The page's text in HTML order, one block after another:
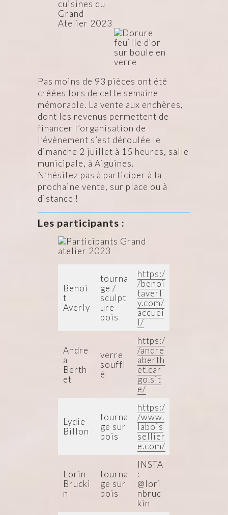
Pas moins de 93 pièces ont été
créées lors de cette semaine
mémorable. La vente aux enchères,
dont les revenus permettent de
financer l’organisation de
l’évènement s’est déroulée le
dimanche 2 juillet à 15 heures, salle
municipale, à Aiguines.
N’hésitez pas à participer à la
prochaine vente, sur place ou à
distance !
Les participants :
Benoi
t
Averly
tourna
ge /
sculpt
ure
bois
https:/
/benoi
taverl
y.com/
accuei
l/
Andre
a
Berth
et
verre
souffl
é
https:/
/andre
aberth
et.car
go.sit
e/
Lydie
Billon
tourna
ge sur
bois
https:/
/www.
labois
sellier
e.com/
Lorin
Brucki
n
tourna
ge sur
bois
INSTA
:
@lori
nbruc
kin